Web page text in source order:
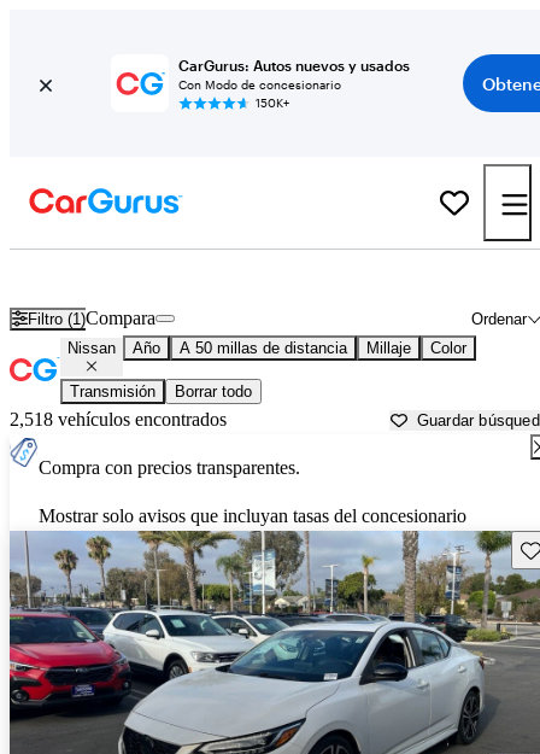
CarGurus: Autos nuevos y usados
Con Modo de concesionario
150K+
Filtro (1) Ordenar
Compara
Nissan Año A 50 millas de distancia Millaje Color
Transmisión Borrar todo
2,518 vehículos encontrados Guardar
Compra con precios transparentes.
Mostrar solo avisos que incluyan tasas del concesionario